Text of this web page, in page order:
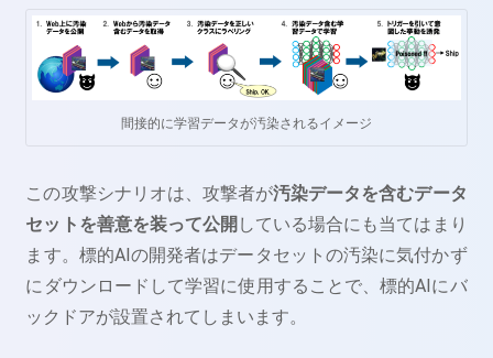
間接的に学習データが汚染されるイメージ
この攻撃シナリオは、攻撃者が汚染データを含むデータ
セットを善意を装って公開 している場合にも当てはまり
ます。標的AIの開発者はデータセットの汚染に気付かず
にダウンロードして学習に使用することで、標的AIにバ
ックドアが設置されてしまいます。